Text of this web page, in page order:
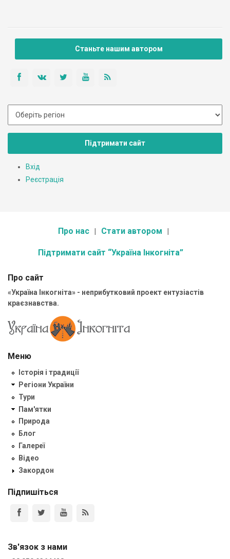
Станьте нашим автором
Підтримати сайт
Вхід
Реєстрація
Про нас Стати автором
Підтримати сайт “Україна Інкогніта”
Про сайт
«Україна Інкогніта» - неприбутковий проект ентузіастів
краєзнавства.
Меню
Історія і традиції
Регіони України
Тури
Пам'ятки
Природа
Блог
Галереї
Відео
Закордон
Підпишіться
Зв'язок з нами